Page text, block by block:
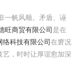
一帆风顺。矛盾、诬
旺商贸有限公司 是在
络科技有限公司在窘况
艺，时时让厚谊愈加深